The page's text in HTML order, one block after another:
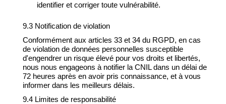
identifier et corriger toute vulnérabilité.
9.3 Notification de violation
Conformément aux articles 33 et 34 du RGPD, en cas
de violation de données personnelles susceptible
d'engendrer un risque élevé pour vos droits et libertés,
nous nous engageons à notifier la CNIL dans un délai de
72 heures après en avoir pris connaissance, et à vous
informer dans les meilleurs délais.
9.4 Limites de responsabilité